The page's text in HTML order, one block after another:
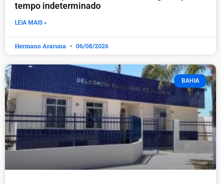
tempo indeterminado
LEIA MAIS »
Hermano Araruna 06/08/2026
BAHIA